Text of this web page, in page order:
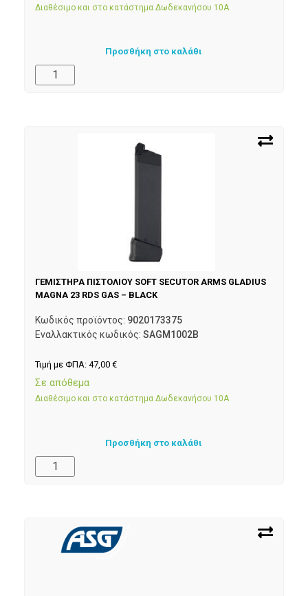
Διαθέσιμο και στο κατάστημα Δωδεκανήσου 10Α
Προσθήκη στο καλάθι
ΓΕΜΙΣΤΗΡΑ ΠΙΣΤΟΛΙΟΥ SOFT SECUTOR ARMS GLADIUS
MAGNA 23 RDS GAS – BLACK
Κωδικός προϊόντος: 9020173375
Εναλλακτικός κωδικός: SAGM1002B
Τιμή με ΦΠΑ: 47,00 €
Σε απόθεμα
Διαθέσιμο και στο κατάστημα Δωδεκανήσου 10Α
Προσθήκη στο καλάθι